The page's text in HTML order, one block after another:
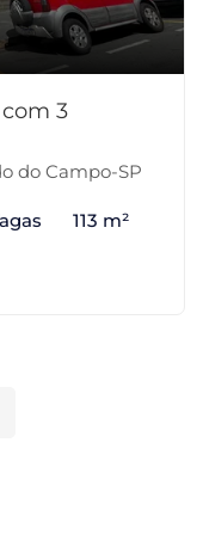
3
do Campo-SP
113 m²